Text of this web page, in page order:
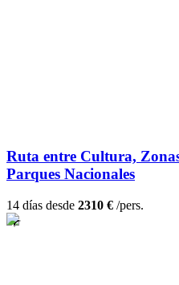
Ruta entre Cultura,
Parques Nacionales
14 días desde 2310 € /pers.